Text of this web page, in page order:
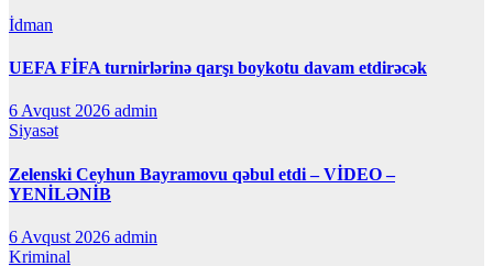
İdman
UEFA FİFA turnirlərinə qarşı boykotu davam etdirəcək
6 Avqust 2026 admin
Siyasət
Zelenski Ceyhun Bayramovu qəbul etdi – VİDEO –
YENİLƏNİB
6 Avqust 2026 admin
Kriminal